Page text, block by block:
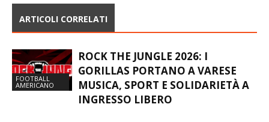
ARTICOLI CORRELATI
FOOTBALL
AMERICANO
ROCK THE JUNGLE 2026: I
GORILLAS PORTANO A VARESE
MUSICA, SPORT E SOLIDARIETÀ A
INGRESSO LIBERO